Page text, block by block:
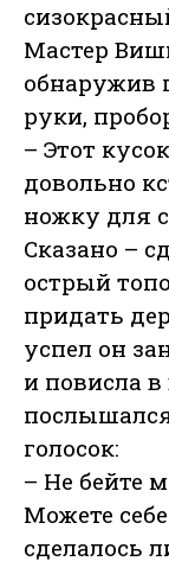
Мастер
обнаружив
руки,
– Этот
довольно
ножку для
Сказано –
острый
придать
успел он
и повисла в
голосок:
– Не бейте
Можете
сделалось